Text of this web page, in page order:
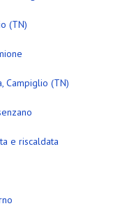
(TN)
Campiglio (TN)
e riscaldata